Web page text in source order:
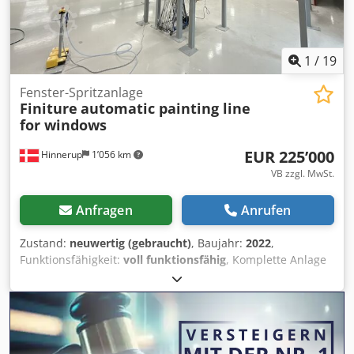
1 / 19
Hinnerup 1’056 km
Fenster-Spritzanlage
Finiture automatic painting line
for windows
EUR 225’000
VB zzgl. MwSt.
Anfragen Anrufen
Zustand: neuwertig (gebraucht), Baujahr: 2022,
Funktionsfähigkeit: voll funktionsfähig, Komplette Anlage
bestehend aus: Bi-Schienen-Hängebahn mit Zwei-Punkt-
Traglager, Hub- und Dreheinheit; Spritzkabine für Roboter
mit vollständiger Umluft und automatischem Vorfilter-
Wechselsystem; Hochdruck-Luftbefeuchter für
Spritzkabine und Ablüftbereich; Robotergestütztes